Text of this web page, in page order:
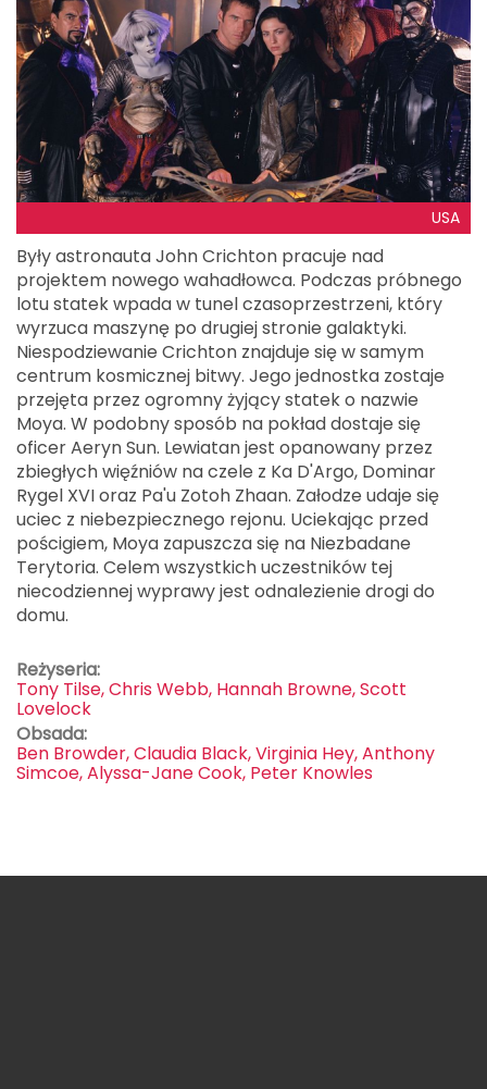
USA
Były astronauta John Crichton pracuje nad
projektem nowego wahadłowca. Podczas próbnego
lotu statek wpada w tunel czasoprzestrzeni, który
wyrzuca maszynę po drugiej stronie galaktyki.
Niespodziewanie Crichton znajduje się w samym
centrum kosmicznej bitwy. Jego jednostka zostaje
przejęta przez ogromny żyjący statek o nazwie
Moya. W podobny sposób na pokład dostaje się
oficer Aeryn Sun. Lewiatan jest opanowany przez
zbiegłych więźniów na czele z Ka D'Argo, Dominar
Rygel XVI oraz Pa'u Zotoh Zhaan. Załodze udaje się
uciec z niebezpiecznego rejonu. Uciekając przed
pościgiem, Moya zapuszcza się na Niezbadane
Terytoria. Celem wszystkich uczestników tej
niecodziennej wyprawy jest odnalezienie drogi do
domu.
Reżyseria:
Tony Tilse, Chris Webb, Hannah Browne, Scott
Lovelock
Obsada:
Ben Browder, Claudia Black, Virginia Hey, Anthony
Simcoe, Alyssa-Jane Cook, Peter Knowles